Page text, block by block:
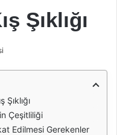
Şıklığı
Çeşitliliği
Edilmesi Gerekenler